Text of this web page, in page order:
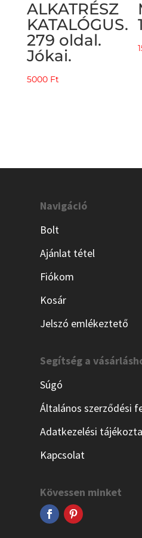
ALKATRÉSZ
KATALÓGUS.
279 oldal.
Jókai.
5000 Ft
Navigáció
Bolt
Ajánlat tétel
Fiókom
Kosár
Jelszó emlékeztető
Segítség a
Súgó
Általános szerződési
Adatkezelési
Kapcsolat
Kövessen minket